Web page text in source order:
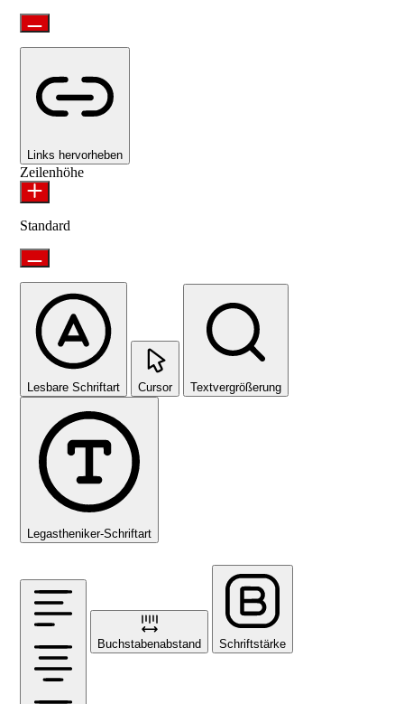
Links hervorheben
Zeilenhöhe
Standard
Lesbare Schriftart Cursor Textvergrößerung
Legastheniker-Schriftart
Buchstabenabstand Schriftstärke